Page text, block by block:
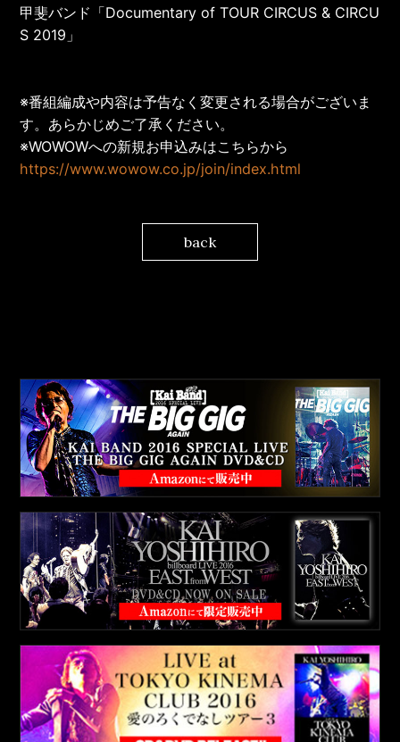
甲斐バンド「Documentary of TOUR CIRCUS & CIRCU
S 2019 」
※番組編成や内容は予告なく変更される場合がございま
す。あらかじめご了承ください。
※WOWOWへの新規お申込みはこちらから
https://www.wowow.co.jp/join/index.html
back